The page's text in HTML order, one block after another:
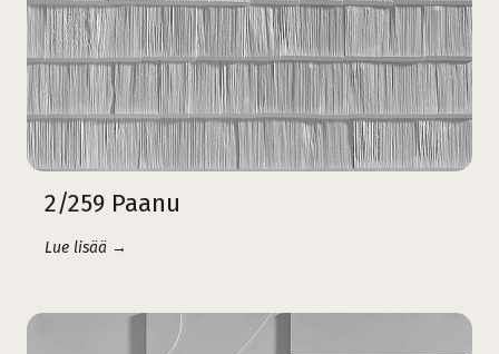
2/259 Paanu
Lue lisää →